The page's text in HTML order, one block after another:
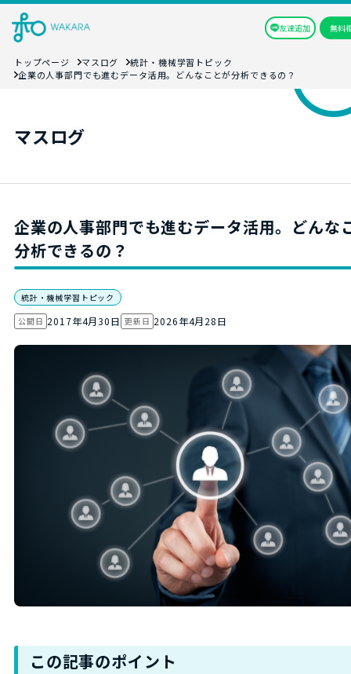
友達追加 無料
トップページ マスログ
統計・機械学習トピック
企業の人事部門でも進むデータ活用。どんなことが分析できるの？
マスログ
企業の人事部門でも進むデータ活用。どんな
分析できるの？
統計・機械学習トピック
公開日 2017年4月30日 更新日 2026年4月28日
この記事のポイント